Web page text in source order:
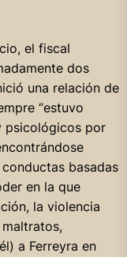
el fiscal
dos
una relación de
“estuvo
psicológicos por
basadas
en la que
la violencia
a Ferreyra en